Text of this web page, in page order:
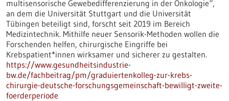
multisensorische Gewebedifferenzierung in der Onkologie“,
an dem die Universität Stuttgart und die Universität
Tübingen beteiligt sind, forscht seit 2019 im Bereich
Medizintechnik. Mithilfe neuer Sensorik-Methoden wollen die
Forschenden helfen, chirurgische Eingriffe bei
Krebspatient*innen wirksamer und sicherer zu gestalten.
https://www.gesundheitsindustrie-
bw.de/fachbeitrag/pm/graduiertenkolleg-zur-krebs-
chirurgie-deutsche-forschungsgemeinschaft-bewilligt-zweite-
foerderperiode